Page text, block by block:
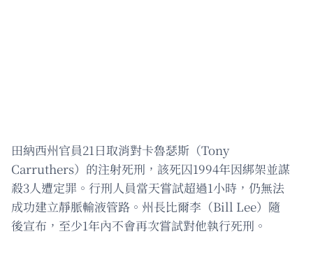
田納西州官員21日取消對卡魯瑟斯（Tony
Carruthers）的注射死刑，該死囚1994年因綁架並謀
殺3人遭定罪。行刑人員當天嘗試超過1小時，仍無法
成功建立靜脈輸液管路。州長比爾李（Bill Lee）隨
後宣布，至少1年內不會再次嘗試對他執行死刑。